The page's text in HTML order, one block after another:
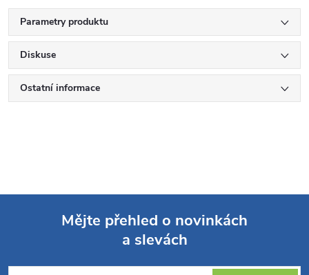
Parametry produktu
Diskuse
Ostatní informace
Mějte přehled o novinkách
a slevách